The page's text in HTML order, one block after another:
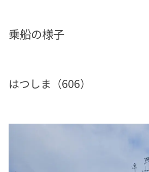
乗船の様子
はつしま（606）